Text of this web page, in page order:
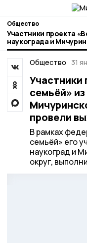
Общество
Участники проекта
наукограда и
активно провели
Общество
31
Участники
семьёй»
провели
В рамках
семьёй» его
наукоград и
округ,